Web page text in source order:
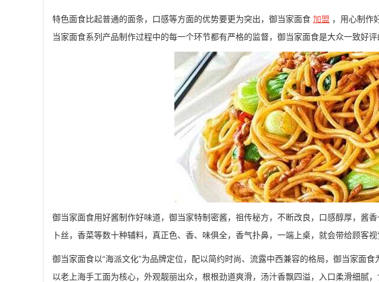
特色面食比起普通的面条，口感等方面的优势要更为突出，御当家面食 加盟 ，用心制作
当家面食系列产品制作过程中的每一个环节都有严格的监督，御当家面食是大众一致好
御当家面食用好酱制作好味道，御当家特制密酱，祖传秘方，不断改良，口感醇厚，酱
卜丝，香菜等数十种辅料，真正色、香、味俱全，香气扑鼻，一端上桌，就会带给顾客视
御当家面食以“海派文化”为品牌定位，配以简约时尚、流露中西兼容的格局，御当家面
以老上海手工面为核心，外观靓丽出众，根根劲道爽滑，汤汁香飘四溢，入口柔滑细腻，